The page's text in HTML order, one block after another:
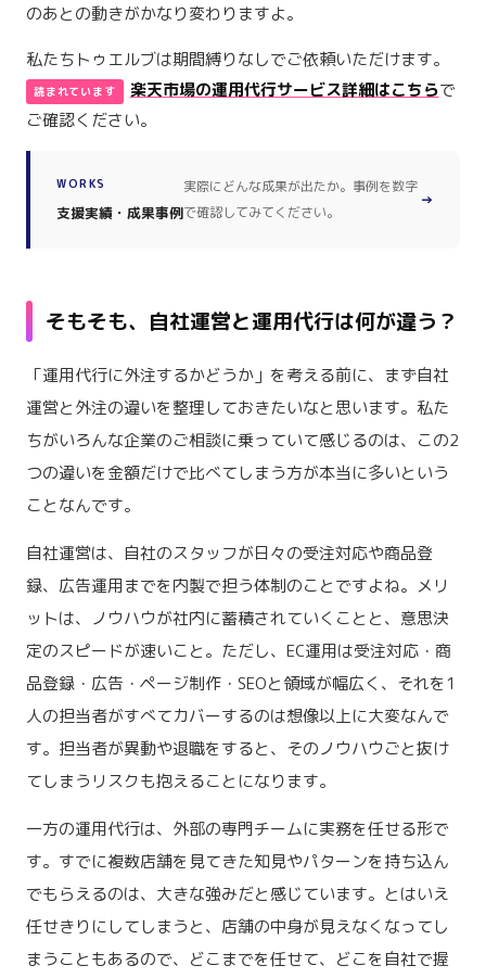
のあとの動きがかなり変わりますよ。
私たちトゥエルブは期間縛りなしでご依頼いただけます。
楽天市場の運用代行サービス詳細はこちらで
ご確認ください。
WORKS
支援実績・成果事例
実際にどんな成果が出たか。事例を数字
で確認してみてください。
→
そもそも、自社運営と運用代行は何が違う？
「運用代行に外注するかどうか」を考える前に、まず自社
運営と外注の違いを整理しておきたいなと思います。私た
ちがいろんな企業のご相談に乗っていて感じるのは、この2
つの違いを金額だけで比べてしまう方が本当に多いという
ことなんです。
自社運営は、自社のスタッフが日々の受注対応や商品登
録、広告運用までを内製で担う体制のことですよね。メリ
ットは、ノウハウが社内に蓄積されていくことと、意思決
定のスピードが速いこと。ただし、EC運用は受注対応・商
品登録・広告・ページ制作・SEOと領域が幅広く、それを1
人の担当者がすべてカバーするのは想像以上に大変なんで
す。担当者が異動や退職をすると、そのノウハウごと抜け
てしまうリスクも抱えることになります。
一方の運用代行は、外部の専門チームに実務を任せる形で
す。すでに複数店舗を見てきた知見やパターンを持ち込ん
でもらえるのは、大きな強みだと感じています。とはいえ
任せきりにしてしまうと、店舗の中身が見えなくなってし
まうこともあるので、どこまでを任せて、どこを自社で握